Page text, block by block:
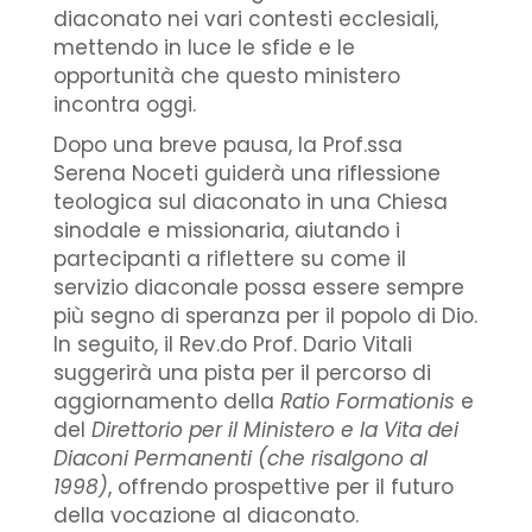
diaconato nei vari contesti ecclesiali,
mettendo in luce le sfide e le
opportunità che questo ministero
incontra oggi.
Dopo una breve pausa, la Prof.ssa
Serena Noceti guiderà una riflessione
teologica sul diaconato in una Chiesa
sinodale e missionaria, aiutando i
partecipanti a riflettere su come il
servizio diaconale possa essere sempre
più segno di speranza per il popolo di Dio.
In seguito, il Rev.do Prof. Dario Vitali
suggerirà una pista per il percorso di
aggiornamento della Ratio Formationis e
del Direttorio per il Ministero e la Vita dei
Diaconi Permanenti (che risalgono al
1998), offrendo prospettive per il futuro
della vocazione al diaconato.